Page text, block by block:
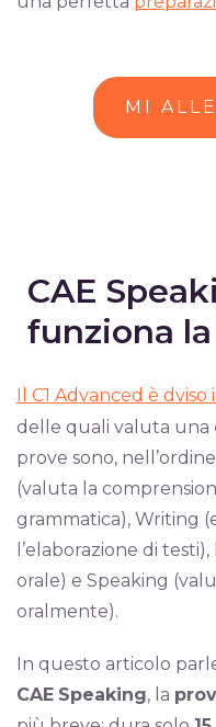
MI
CAE
funziona
Il C1 Advanced è
delle quali valuta una
prove sono,
(valuta la
grammatica), Writing
l’elaborazione di
orale) e Speaking
oralmente).
In questo articolo
CAE Speaking, la